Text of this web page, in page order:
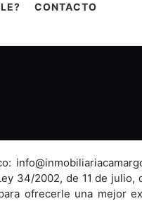
CONTACTO
34/2002, de 11 de julio,
ofrecerle una mejor